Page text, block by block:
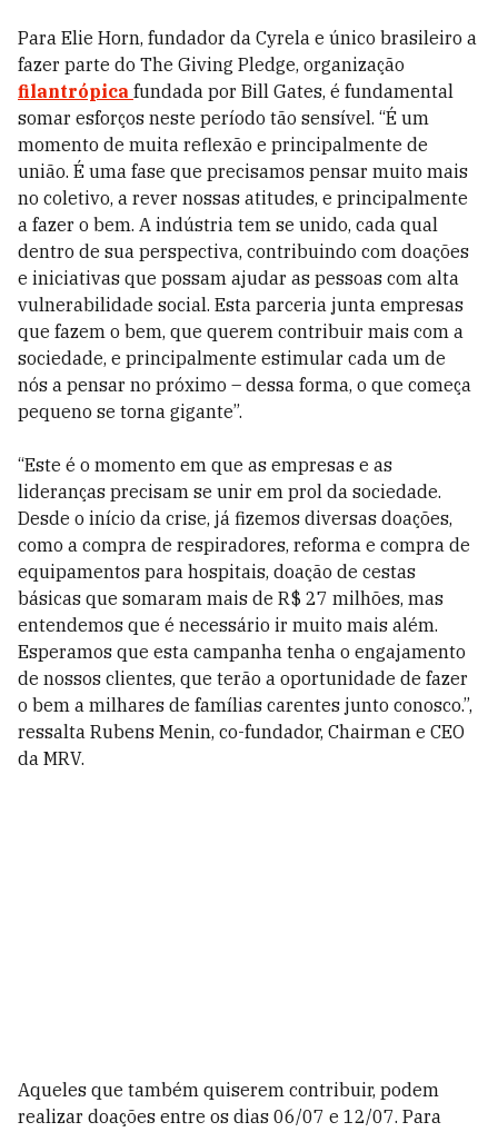
Para Elie Horn, fundador da Cyrela e único brasileiro a
fazer parte do The Giving Pledge, organização
filantrópica fundada por Bill Gates, é fundamental
somar esforços neste período tão sensível. “É um
momento de muita reflexão e principalmente de
união. É uma fase que precisamos pensar muito mais
no coletivo, a rever nossas atitudes, e principalmente
a fazer o bem. A indústria tem se unido, cada qual
dentro de sua perspectiva, contribuindo com doações
e iniciativas que possam ajudar as pessoas com alta
vulnerabilidade social. Esta parceria junta empresas
que fazem o bem, que querem contribuir mais com a
sociedade, e principalmente estimular cada um de
nós a pensar no próximo – dessa forma, o que começa
pequeno se torna gigante”.
“Este é o momento em que as empresas e as
lideranças precisam se unir em prol da sociedade.
Desde o início da crise, já fizemos diversas doações,
como a compra de respiradores, reforma e compra de
equipamentos para hospitais, doação de cestas
básicas que somaram mais de R$ 27 milhões, mas
entendemos que é necessário ir muito mais além.
Esperamos que esta campanha tenha o engajamento
de nossos clientes, que terão a oportunidade de fazer
o bem a milhares de famílias carentes junto conosco.”,
ressalta Rubens Menin, co-fundador, Chairman e CEO
da MRV.
Aqueles que também quiserem contribuir, podem
realizar doações entre os dias 06/07 e 12/07. Para